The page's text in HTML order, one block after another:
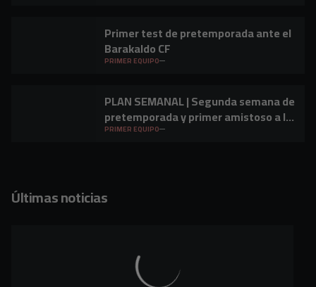
Primer test de pretemporada ante el
Barakaldo CF
PRIMER EQUIPO
PLAN SEMANAL | Segunda semana de
pretemporada y primer amistoso a la
vista
PRIMER EQUIPO
Últimas noticias